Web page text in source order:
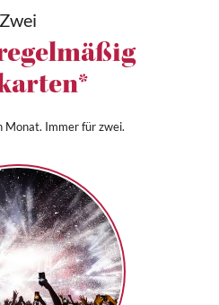
Zwei
Monat. Immer für zwei.